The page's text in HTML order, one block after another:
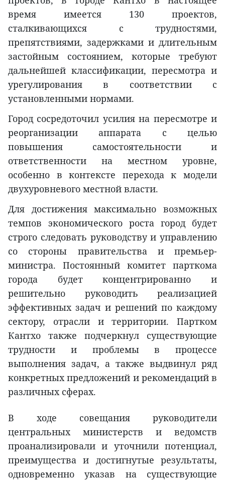
время имеется 130 проектов,
сталкивающихся с трудностями,
препятствиями, задержками и длительным
застойным состоянием, которые требуют
дальнейшей классификации, пересмотра и
урегулирования в соответствии с
установленными нормами.
Город сосредоточил усилия на пересмотре и
реорганизации аппарата с целью
повышения самостоятельности и
ответственности на местном уровне,
особенно в контексте перехода к модели
двухуровневого местной власти.
Для достижения максимально возможных
темпов экономического роста город будет
строго следовать руководству и управлению
со стороны правительства и премьер-
министра. Постоянный комитет парткома
города будет концентрированно и
решительно руководить реализацией
эффективных задач и решений по каждому
сектору, отрасли и территории. Партком
Кантхо также подчеркнул существующие
трудности и проблемы в процессе
выполнения задач, а также выдвинул ряд
конкретных предложений и рекомендаций в
различных сферах.
В ходе совещания руководители
центральных министерств и ведомств
проанализировали и уточнили потенциал,
преимущества и достигнутые результаты,
одновременно указав на существующие